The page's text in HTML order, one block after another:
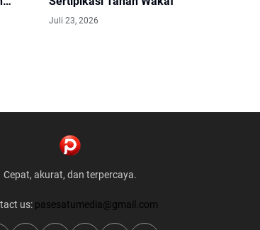
Juli 23, 2026
Cepat, akurat, dan terpercaya.
us: pasesatumedia@gmail.com